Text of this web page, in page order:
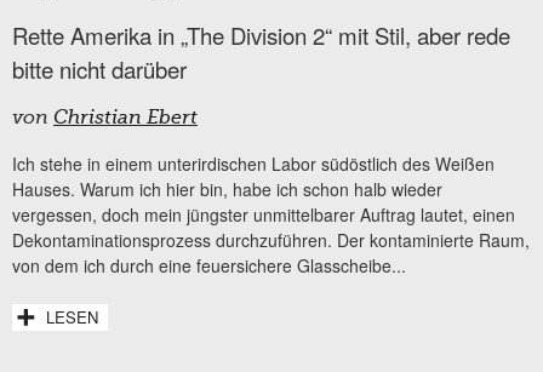
Rette Amerika in „The Division 2“ mit Stil, aber rede
bitte nicht darüber
von Christian Ebert
Ich stehe in einem unterirdischen Labor südöstlich des Weißen
Hauses. Warum ich hier bin, habe ich schon halb wieder
vergessen, doch mein jüngster unmittelbarer Auftrag lautet, einen
Dekontaminationsprozess durchzuführen. Der kontaminierte Raum,
von dem ich durch eine feuersichere Glasscheibe...
LESEN